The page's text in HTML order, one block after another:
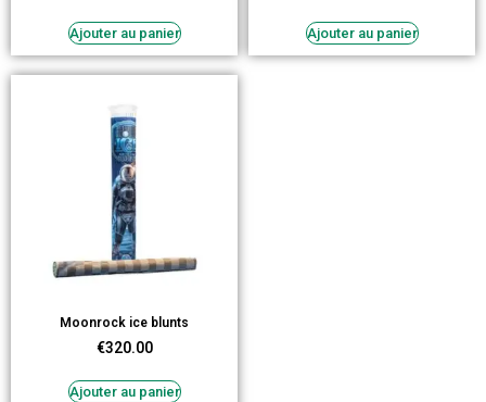
Ajouter au panier Ajouter au panier
Moonrock ice blunts
€320.00
Ajouter au panier